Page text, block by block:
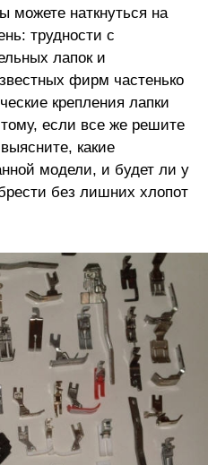
можете наткнуться на
трудности с
лапок и
фирм частенько
крепления лапки
если все же решите
какие
модели, и будет ли у
без лишних хлопот